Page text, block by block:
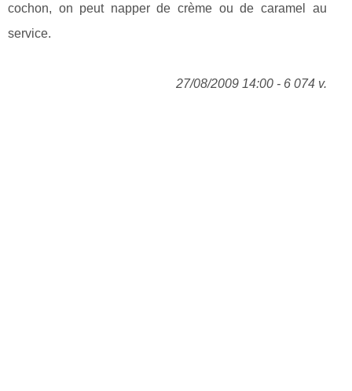
cochon, on peut napper de crème ou de caramel au
service.
27/08/2009 14:00 - 6 074 v.